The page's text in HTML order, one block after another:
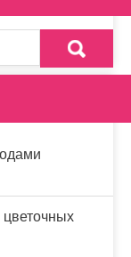
цветочных